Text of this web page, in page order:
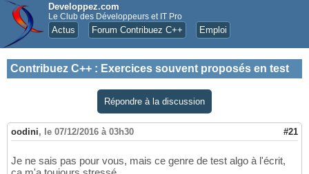
Developpez.com
Le Club des Développeurs et IT Pro
Actus Forum Contribuez C++ Emploi
Contribuez C++ : Exercices souvent proposés en test
Répondre à la discussion
oodini, le 07/12/2016 à 03h30 #21
Je ne sais pas pour vous, mais ce genre de test algo à l'écrit,